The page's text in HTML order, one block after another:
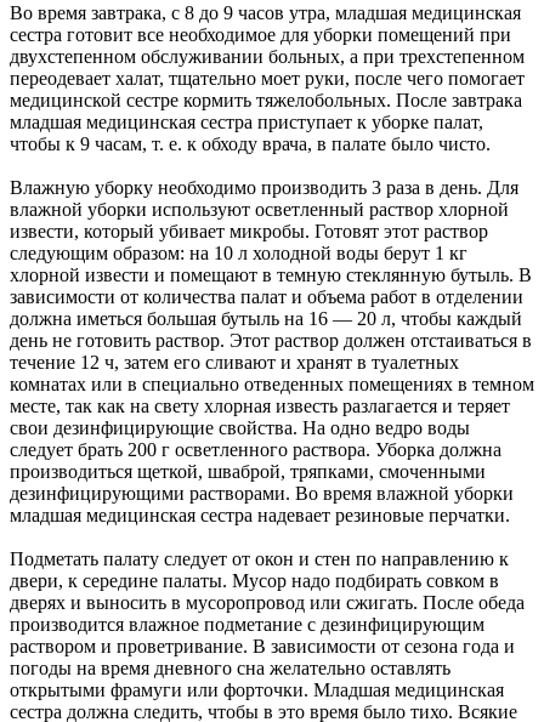
Во время завтрака, с 8 до 9 часов утра, младшая медицинская
сестра готовит все необходимое для уборки помещений при
двухстепенном обслуживании больных, а при трехстепенном
переодевает халат, тщательно моет руки, после чего помогает
медицинской сестре кормить тяжелобольных. После завтрака
младшая медицинская сестра приступает к уборке палат,
чтобы к 9 часам, т. е. к обходу врача, в палате было чисто.
Влажную уборку необходимо производить 3 раза в день. Для
влажной уборки используют осветленный раствор хлорной
извести, который убивает микробы. Готовят этот раствор
следующим образом: на 10 л холодной воды берут 1 кг
хлорной извести и помещают в темную стеклянную бутыль. В
зависимости от количества палат и объема работ в отделении
должна иметься большая бутыль на 16 — 20 л, чтобы каждый
день не готовить раствор. Этот раствор должен отстаиваться в
течение 12 ч, затем его сливают и хранят в туалетных
комнатах или в специально отведенных помещениях в темном
месте, так как на свету хлорная известь разлагается и теряет
свои дезинфицирующие свойства. На одно ведро воды
следует брать 200 г осветленного раствора. Уборка должна
производиться щеткой, шваброй, тряпками, смоченными
дезинфицирующими растворами. Во время влажной уборки
младшая медицинская сестра надевает резиновые перчатки.
Подметать палату следует от окон и стен по направлению к
двери, к середине палаты. Мусор надо подбирать совком в
дверях и выносить в мусоропровод или сжигать. После обеда
производится влажное подметание с дезинфицирующим
раствором и проветривание. В зависимости от сезона года и
погоды на время дневного сна желательно оставлять
открытыми фрамуги или форточки. Младшая медицинская
сестра должна следить, чтобы в это время было тихо. Всякие